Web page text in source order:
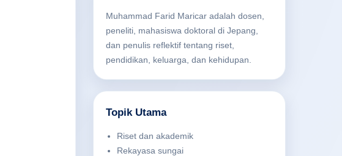
Muhammad Farid Maricar adalah dosen,
peneliti, mahasiswa doktoral di Jepang,
dan penulis reflektif tentang riset,
pendidikan, keluarga, dan kehidupan.
Topik Utama
Riset dan akademik
Rekayasa sungai